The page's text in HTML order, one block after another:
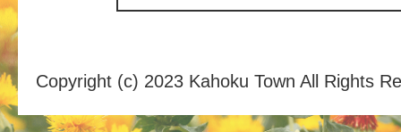
Copyright (c) 2023 Kahoku Town All Rights